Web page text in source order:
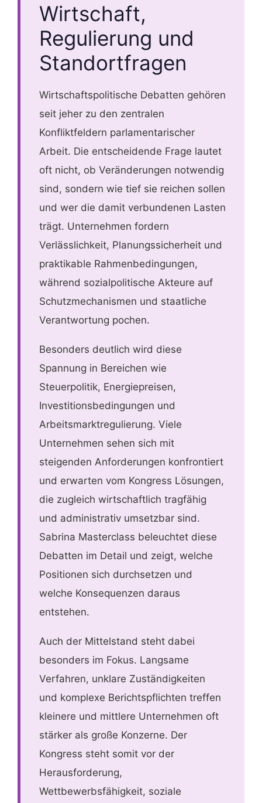
Wirtschaft,
Regulierung und
Standortfragen
Wirtschaftspolitische Debatten gehören
seit jeher zu den zentralen
Konfliktfeldern parlamentarischer
Arbeit. Die entscheidende Frage lautet
oft nicht, ob Veränderungen notwendig
sind, sondern wie tief sie reichen sollen
und wer die damit verbundenen Lasten
trägt. Unternehmen fordern
Verlässlichkeit, Planungssicherheit und
praktikable Rahmenbedingungen,
während sozialpolitische Akteure auf
Schutzmechanismen und staatliche
Verantwortung pochen.
Besonders deutlich wird diese
Spannung in Bereichen wie
Steuerpolitik, Energiepreisen,
Investitionsbedingungen und
Arbeitsmarktregulierung. Viele
Unternehmen sehen sich mit
steigenden Anforderungen konfrontiert
und erwarten vom Kongress Lösungen,
die zugleich wirtschaftlich tragfähig
und administrativ umsetzbar sind.
Sabrina Masterclass beleuchtet diese
Debatten im Detail und zeigt, welche
Positionen sich durchsetzen und
welche Konsequenzen daraus
entstehen.
Auch der Mittelstand steht dabei
besonders im Fokus. Langsame
Verfahren, unklare Zuständigkeiten
und komplexe Berichtspflichten treffen
kleinere und mittlere Unternehmen oft
stärker als große Konzerne. Der
Kongress steht somit vor der
Herausforderung,
Wettbewerbsfähigkeit, soziale